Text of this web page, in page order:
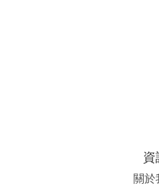
關於